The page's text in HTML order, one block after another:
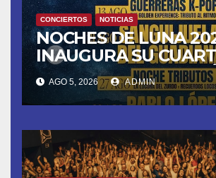
CONCIERTOS NOTICIAS
NOCHES DE LUNA
INAUGURA SU
TEMPORADA ESTE
8 CON OBK Y LA
AGO 5, 2026 ADMIN